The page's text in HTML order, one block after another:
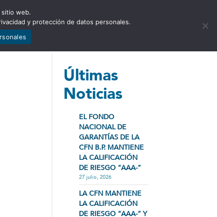
NOTICIAS CONTÁCTENOS
Últimas
Noticias
EL FONDO
NACIONAL DE
GARANTÍAS DE LA
CFN B.P. MANTIENE
LA CALIFICACIÓN
DE RIESGO “AAA-”
27 julio, 2026
LA CFN MANTIENE
LA CALIFICACIÓN
DE RIESGO “AAA-” Y
sitio web.
y protección de datos personales.